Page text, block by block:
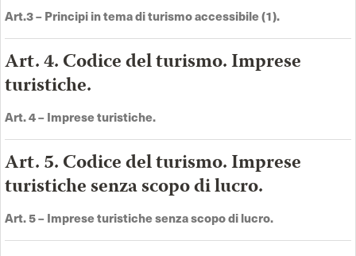
Art.3 –Principi in tema di turismo accessibile (1).
Art. 4. Codice del turismo. Imprese
turistiche.
Art. 4 –Imprese turistiche.
Art. 5. Codice del turismo. Imprese
turistiche senza scopo di lucro.
Art. 5 –Imprese turistiche senza scopo di lucro.